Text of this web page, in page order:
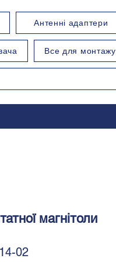
Антенні адаптери
Все для монтажу
магнітоли
02